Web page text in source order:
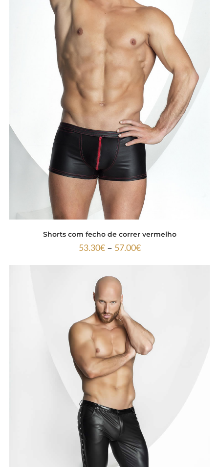
Shorts com fecho de correr vermelho
53.30€ – 57.00€